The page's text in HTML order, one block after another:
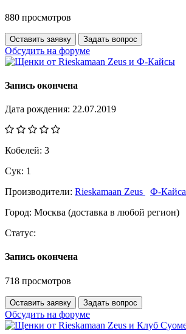
880 просмотров
Оставить заявку Задать вопрос
Обсудить на форуме
Запись окончена
Дата рождения: 22.07.2019
Кобелей: 3
Сук: 1
Производители: Rieskamaan Zeus
Ф-Кайса
Город: Москва (доставка в любой регион)
Статус:
Запись окончена
718 просмотров
Оставить заявку Задать вопрос
Обсудить на форуме